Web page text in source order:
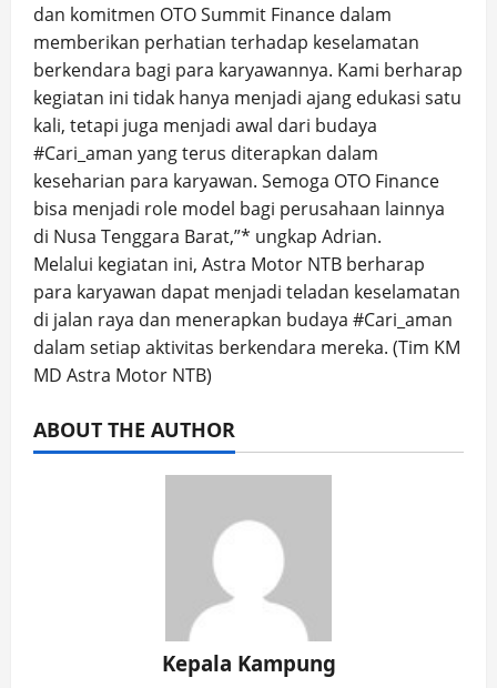
dan komitmen OTO Summit Finance dalam
memberikan perhatian terhadap keselamatan
berkendara bagi para karyawannya. Kami berharap
kegiatan ini tidak hanya menjadi ajang edukasi satu
kali, tetapi juga menjadi awal dari budaya
#Cari_aman yang terus diterapkan dalam
keseharian para karyawan. Semoga OTO Finance
bisa menjadi role model bagi perusahaan lainnya
di Nusa Tenggara Barat,”* ungkap Adrian.
Melalui kegiatan ini, Astra Motor NTB berharap
para karyawan dapat menjadi teladan keselamatan
di jalan raya dan menerapkan budaya #Cari_aman
dalam setiap aktivitas berkendara mereka. (Tim KM
MD Astra Motor NTB)
ABOUT THE AUTHOR
Kepala Kampung